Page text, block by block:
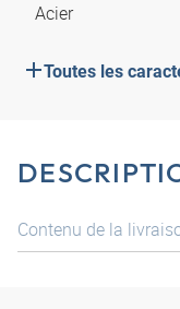
Acier
Toutes les
Contenu de la